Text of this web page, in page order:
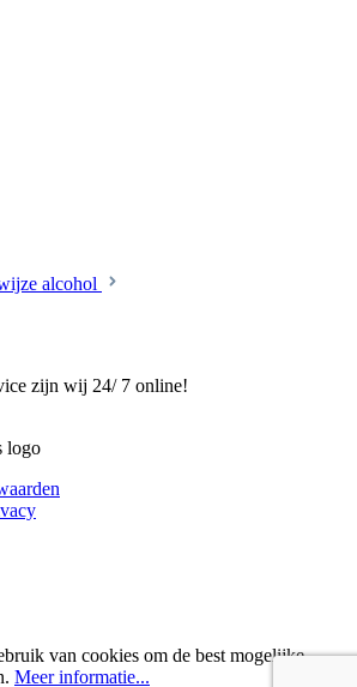
alcohol
zijn wij 24/ 7 online!
van cookies om de best mogelijke
Meer informatie...